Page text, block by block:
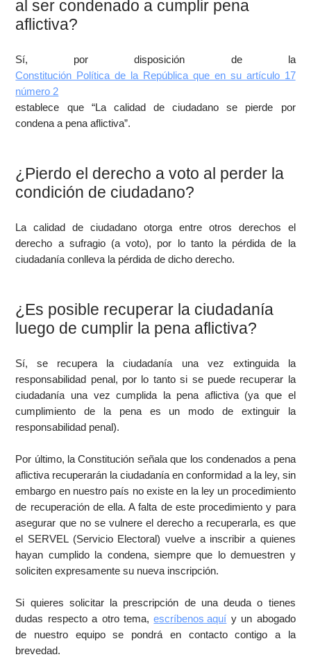
al ser condenado a cumplir pena
aflictiva?
Sí, por disposición de la
Constitución Política de la República que en su artículo 17
número 2
establece que “La calidad de ciudadano se pierde por
condena a pena aflictiva”.
¿Pierdo el derecho a voto al perder la
condición de ciudadano?
La calidad de ciudadano otorga entre otros derechos el
derecho a sufragio (a voto), por lo tanto la pérdida de la
ciudadanía conlleva la pérdida de dicho derecho.
¿Es posible recuperar la ciudadanía
luego de cumplir la pena aflictiva?
Sí, se recupera la ciudadanía una vez extinguida la
responsabilidad penal, por lo tanto si se puede recuperar la
ciudadanía una vez cumplida la pena aflictiva (ya que el
cumplimiento de la pena es un modo de extinguir la
responsabilidad penal).
Por último, la Constitución señala que los condenados a pena
aflictiva recuperarán la ciudadanía en conformidad a la ley, sin
embargo en nuestro país no existe en la ley un procedimiento
de recuperación de ella. A falta de este procedimiento y para
asegurar que no se vulnere el derecho a recuperarla, es que
el SERVEL (Servicio Electoral) vuelve a inscribir a quienes
hayan cumplido la condena, siempre que lo demuestren y
soliciten expresamente su nueva inscripción.
Si quieres solicitar la prescripción de una deuda o tienes
dudas respecto a otro tema,escríbenos aquí y un abogado
de nuestro equipo se pondrá en contacto contigo a la
brevedad.